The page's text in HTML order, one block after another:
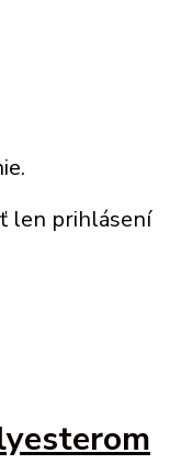
len prihlásení